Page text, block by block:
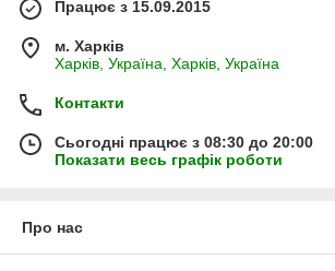
Працює з 15.09.2015
м. Харків
Харків, Україна, Харків, Україна
Контакти
Сьогодні працює з 08:30 до 20:00
Показати весь графік роботи
Про нас